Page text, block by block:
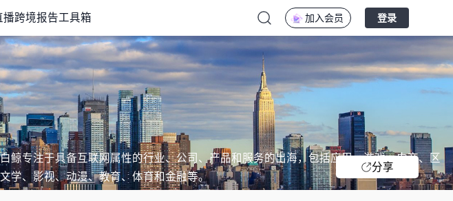
播跨境报告工具箱 加入会员 登录
鲸专注于具备互联网属性的行业、公司、产品和服务的出海，包括应用、游戏、电商、区
学、影视、动漫、教育、体育和金融等。
分享